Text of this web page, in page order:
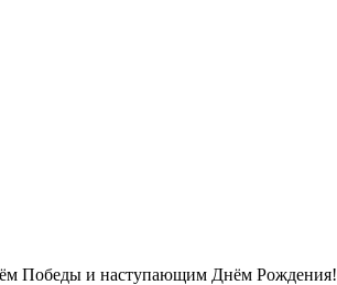
Победы и наступающим Днём Рождения!